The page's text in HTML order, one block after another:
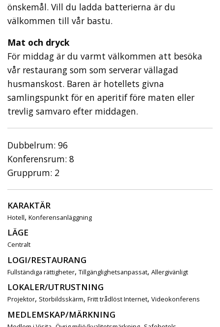
önskemål. Vill du ladda batterierna är du
välkommen till vår bastu.
Mat och dryck
För middag är du varmt välkommen att besöka
vår restaurang som som serverar vällagad
husmanskost. Baren är hotellets givna
samlingspunkt för en aperitif före maten eller
trevlig samvaro efter middagen.
Dubbelrum: 96
Konferensrum: 8
Grupprum: 2
KARAKTÄR
Hotell, Konferensanläggning
LÄGE
Centralt
LOGI/RESTAURANG
Fullständiga rättigheter, Tillgänglighetsanpassat, Allergivänligt
LOKALER/UTRUSTNING
Projektor, Storbildsskärm, Fritt trådlöst Internet, Videokonferens
MEDLEMSKAP/MÄRKNING